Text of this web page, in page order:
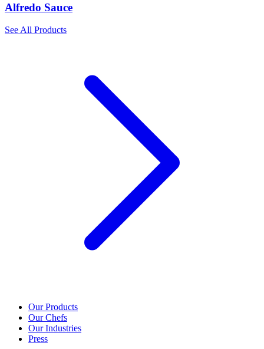
Alfredo Sauce
See All Products
Our Products
Our Chefs
Our Industries
Press